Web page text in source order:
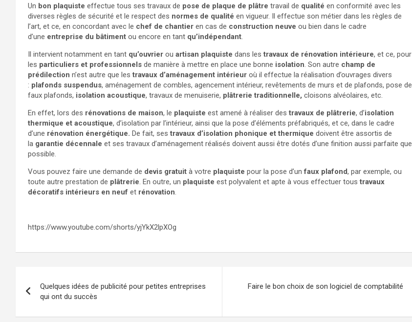
Un bon plaquiste effectue tous ses travaux de pose de plaque de plâtre travail de qualité en conformité avec les
diverses règles de sécurité et le respect des normes de qualité en vigueur. Il effectue son métier dans les règles de
l’art, et ce, en concordant avec le chef de chantier en cas de construction neuve ou bien dans le cadre
d’une entreprise du bâtiment ou encore en tant qu’indépendant.
Il intervient notamment en tant qu’ouvrier ou artisan plaquiste dans lestravaux de rénovation intérieure, et ce, pour
les particuliers et professionnels de manière à mettre en place une bonne isolation. Son autre champ de
prédilection n’est autre que lestravaux d’aménagement intérieur où il effectue la réalisation d’ouvrages divers
: plafonds suspendus, aménagement de combles, agencement intérieur, revêtements de murs et de plafonds, pose de
faux plafonds, isolation acoustique, travaux de menuiserie, plâtrerie traditionnelle, cloisons alvéolaires, etc.
En effet, lors des rénovations de maison, le plaquiste est amené à réaliser destravaux de plâtrerie, d’isolation
thermique et acoustique, d’isolation par l’intérieur, ainsi que la pose d’éléments préfabriqués, et ce, dans le cadre
d’une rénovation énergétique. De fait, sestravaux d’isolation phonique et thermique doivent être assortis de
la garantie décennale et ses travaux d’aménagement réalisés doivent aussi être dotés d’une finition aussi parfaite que
possible.
Vous pouvez faire une demande de devis gratuit à votre plaquiste pour la pose d’un faux plafond, par exemple, ou
toute autre prestation de plâtrerie. En outre, un plaquiste est polyvalent et apte à vous effectuer tous travaux
décoratifs intérieurs en neuf et rénovation.
https://www.youtube.com/shorts/yjYkX2lpXOg
de
l’article
Quelques idées de publicité pour petites entreprises
qui ont du succès
Faire le bon choix de son logiciel de comptabilité